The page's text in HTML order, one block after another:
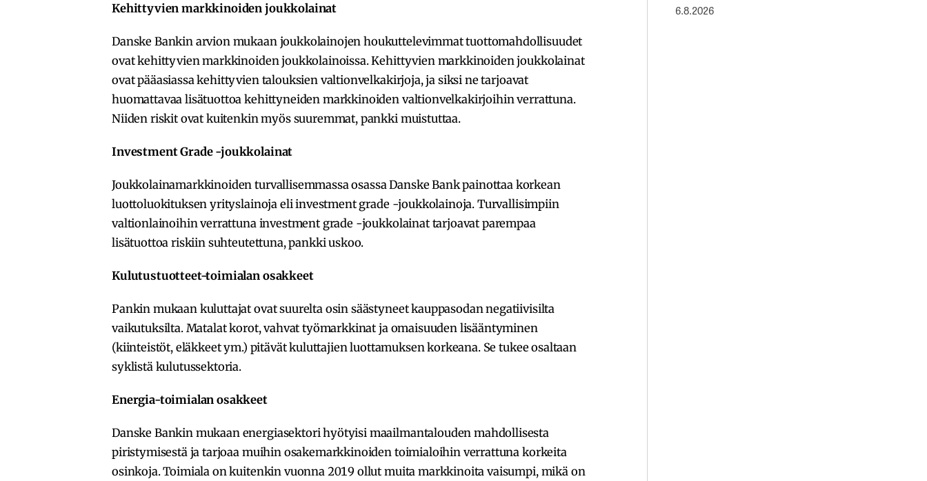
Kehittyvien markkinoiden joukkolainat
Danske Bankin arvion mukaan joukkolainojen houkuttelevimmat tuottomahdollisuudet
ovat kehittyvien markkinoiden joukkolainoissa. Kehittyvien markkinoiden joukkolainat
ovat pääasiassa kehittyvien talouksien valtionvelkakirjoja, ja siksi ne tarjoavat
huomattavaa lisätuottoa kehittyneiden markkinoiden valtionvelkakirjoihin verrattuna.
Niiden riskit ovat kuitenkin myös suuremmat, pankki muistuttaa.
Investment Grade -joukkolainat
Joukkolainamarkkinoiden turvallisemmassa osassa Danske Bank painottaa korkean
luottoluokituksen yrityslainoja eli investment grade -joukkolainoja. Turvallisimpiin
valtionlainoihin verrattuna investment grade -joukkolainat tarjoavat parempaa
lisätuottoa riskiin suhteutettuna, pankki uskoo.
Kulutustuotteet-toimialan osakkeet
Pankin mukaan kuluttajat ovat suurelta osin säästyneet kauppasodan negatiivisilta
vaikutuksilta. Matalat korot, vahvat työmarkkinat ja omaisuuden lisääntyminen
(kiinteistöt, eläkkeet ym.) pitävät kuluttajien luottamuksen korkeana. Se tukee osaltaan
syklistä kulutussektoria.
Energia-toimialan osakkeet
Danske Bankin mukaan energiasektori hyötyisi maailmantalouden mahdollisesta
piristymisestä ja tarjoaa muihin osakemarkkinoiden toimialoihin verrattuna korkeita
osinkoja. Toimiala on kuitenkin vuonna 2019 ollut muita markkinoita vaisumpi, mikä on
6.8.2026